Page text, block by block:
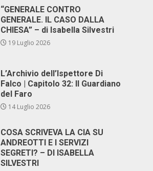
“GENERALE CONTRO
GENERALE. IL CASO DALLA
CHIESA” – di Isabella Silvestri
19 Luglio 2026
L’Archivio dell’Ispettore Di
Falco | Capitolo 32: Il Guardiano
del Faro
14 Luglio 2026
COSA SCRIVEVA LA CIA SU
ANDREOTTI E I SERVIZI
SEGRETI? – DI ISABELLA
SILVESTRI